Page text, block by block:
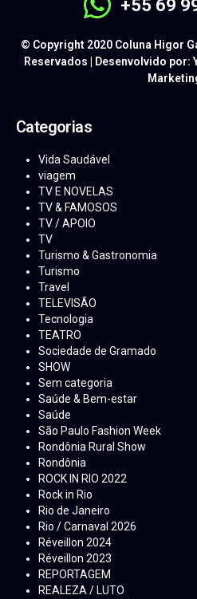
+55 69
© Copyright 2020 Coluna Higor
Reservados | Desenvolvido por:
Categorias
Vida Saudável
viagem
TV E NOVELAS
TV & FAMOSOS
TV / APOIO
TV
Turismo & Gastronomia
Turismo
Travel
TELEVISÃO
Tecnologia
TEATRO
Sociedade de Gramado
SHOW
Sem categoria
Saúde & Bem-estar
Saúde
São Paulo Fashion Week
Rondônia Rural Show
Rondônia
ROCK IN RIO 2022
Rock in Rio
Rio de Janeiro
Rio / Carnaval 2026
Réveillon 2024
Réveillon 2023
REPORTAGEM
REALEZA / LUTO